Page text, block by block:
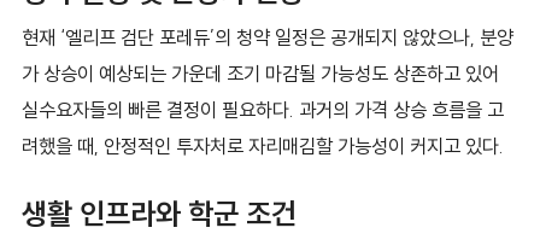
현재 ‘엘리프 검단 포레듀’의 청약 일정은 공개되지 않았으나, 분양
가 상승이 예상되는 가운데 조기 마감될 가능성도 상존하고 있어
실수요자들의 빠른 결정이 필요하다. 과거의 가격 상승 흐름을 고
려했을 때, 안정적인 투자처로 자리매김할 가능성이 커지고 있다.
생활 인프라와 학군 조건